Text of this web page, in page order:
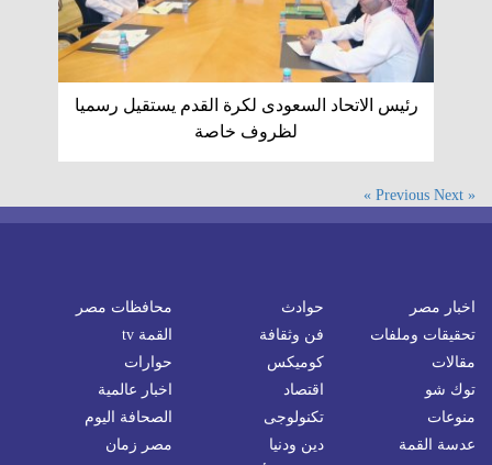
رئيس الاتحاد السعودى لكرة القدم يستقيل رسميا
لظروف خاصة
« Previous
Next »
اخبار مصر حوادث
محافظات مصر
تحقيقات وملفات
فن وثقافة
القمة tv
مقالات
كوميكس
حوارات
توك شو
اقتصاد
اخبار عالمية
منوعات
تكنولوجى
الصحافة اليوم
عدسة القمة
دين ودنيا
مصر زمان